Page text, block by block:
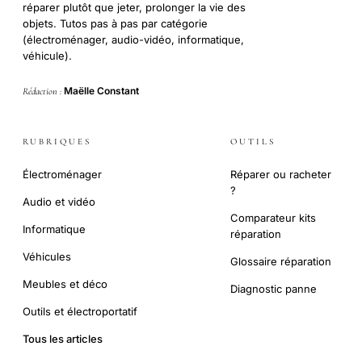
réparer plutôt que jeter, prolonger la vie des
objets. Tutos pas à pas par catégorie
(électroménager, audio-vidéo, informatique,
véhicule).
Rédaction : Maëlle Constant
RUBRIQUES
Électroménager
Audio et vidéo
Informatique
Véhicules
Meubles et déco
Outils et électroportatif
Tous les articles
OUTILS
Réparer ou racheter
?
Comparateur kits
réparation
Glossaire réparation
Diagnostic panne